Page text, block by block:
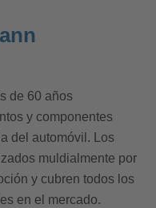
de 60 años
y componentes
del automóvil. Los
muldialmente por
y cubren todos los
en el mercado.